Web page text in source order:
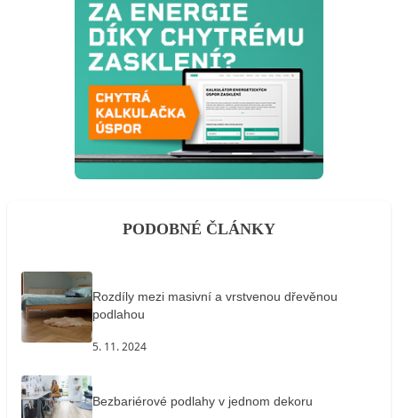
PODOBNÉ ČLÁNKY
Rozdíly mezi masivní a vrstvenou dřevěnou
podlahou
5. 11. 2024
Bezbariérové podlahy v jednom dekoru